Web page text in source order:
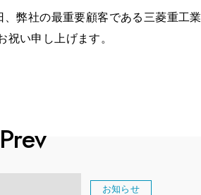
、弊社の最重要顧客である三菱重工
祝い申し上げます。
お知らせ